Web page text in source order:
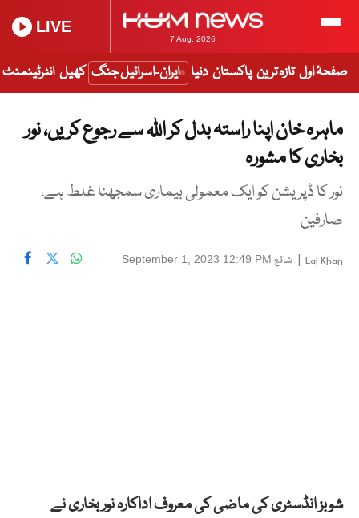
7 Aug, 2026
LIVE
صفحۂ اول تازہ ترین پاکستان دنیا ایران-اسرائیل جنگ کھیل انٹرٹینمنٹ
ماہرہ خان اپنا راستہ بدل کر اللہ سے رجوع کریں، نور
بخاری کا مشورہ
نور کا ڈپریشن کو ایک معمولی بیماری سمجھنا غلط ہے،
صارفین
Lal Khan
| شائع September 1, 2023 12:49 PM
شوبز انڈسٹری کی ماضی کی معروف اداکارہ نور بخاری نے